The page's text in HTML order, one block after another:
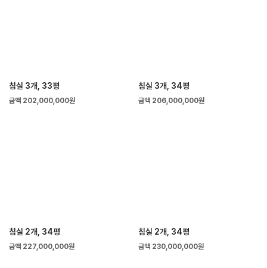
침실 3개, 33평
금액 202,000,000원
침실 3개, 34평
금액 206,000,000원
침실 2개, 34평
금액 227,000,000원
침실 2개, 34평
금액 230,000,000원